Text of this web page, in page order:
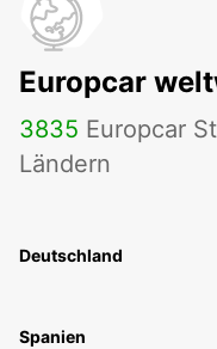
Europcar
3835 Europcar
Ländern
Deutschland
Spanien